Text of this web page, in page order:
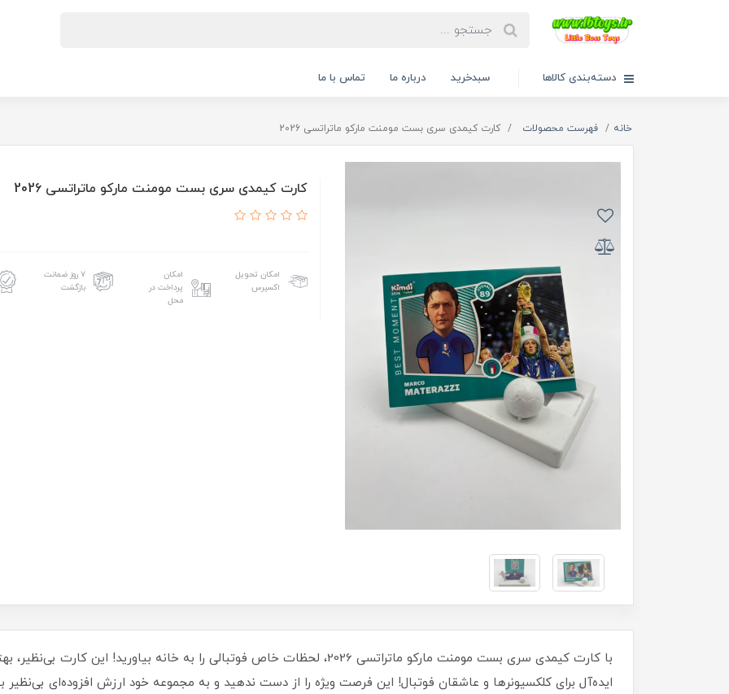
دسته‌بندی کالاها سبدخرید درباره ما تماس با ما
خانه فهرست محصولات کارت کیمدی سری بست مومنت مارکو ماتراتسی 2026
کارت کیمدی سری بست مومنت مارکو ماتراتسی 2026
امکان تحویل
اکسپرس
امکان
پرداخت در
محل
۷ روز ضمانت
بازگشت
با کارت کیمدی سری بست مومنت مارکو ماتراتسی 2026، لحظات خاص فوتبالی را به خانه
ایده‌آل برای کلکسیونرها و عاشقان فوتبال! این فرصت ویژه را از دست ندهید و به مجموعه خود ارزش افزوده‌ای